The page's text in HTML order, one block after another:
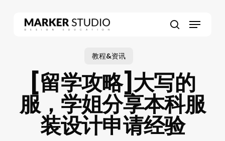
Menu
教程&资讯
[留学攻略]大写的
服，学姐分享本科服
装设计申请经验